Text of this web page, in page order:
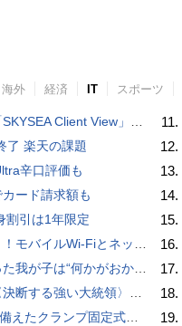
海外 経済 IT スポーツ
」をアピール 働き方をAIが分析したら「すぐに休んで」と言われる？
了 楽天の課題
辛口評価も
ード請求額も
割引は1年限定
FiとネットHDD【PC-DIY 秋の陣】
ン -夜哭-』本編映像解禁 母の絶叫顔うちわが全国の劇場に［ホラー通信］
カの到来──「アメリカン・ドッペルゲンガー」by 池田純一#14
Anker Nano Power Strip (10-in-1, 70W, クランプ式)」レビュー
11.
12.
13.
14.
15.
16.
17.
18.
19.